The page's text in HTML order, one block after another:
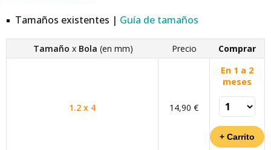
Tamaños existentes | Guía de tamaños
Tamaño x Bola (en mm) Precio Comprar
1.2 x 4 14,90 €
En 1 a 2
meses